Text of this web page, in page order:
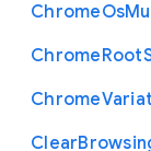
ChromeOs
ChromeRoot
Chrome
Clear